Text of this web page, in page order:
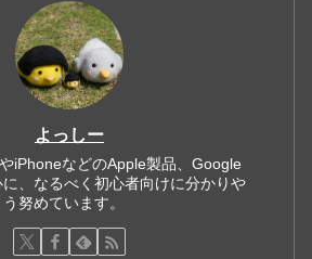
よっしー
iPhoneなどのApple製品、Google
、なるべく初心者向けに分かりや
努めています。